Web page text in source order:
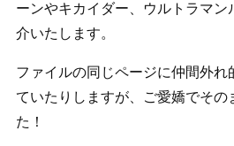
ーンやキカイダー、ウルトラマン
介いたします。
ファイルの同じページに仲間外れ
ていたりしますが、ご愛嬌でその
た！